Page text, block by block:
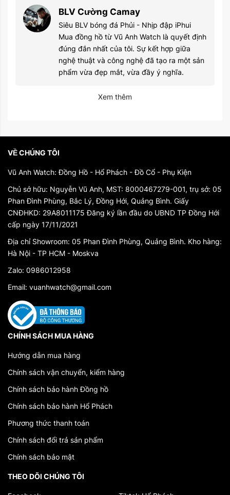
BLV Cường Camay
Siêu BLV bóng đá Phủi - Nhịp đập iPhui
Mua đồng hồ từ Vũ Anh Watch là quyết định
đúng đắn nhất của tôi. Sự kết hợp giữa
nghệ thuật và công nghệ đã tạo ra một sản
phẩm vừa đẹp mắt, vừa đầy ý nghĩa.
Xem thêm
VỀ CHÚNG TÔI
Vũ Anh Watch: Đồng Hồ - Hổ Phách - Đồ Cổ - Phụ Kiện
Chủ sở hữu: Nguyễn Vũ Anh, MST: 8000467279-001, trụ sở: 05
Phan Đình Phùng, Bắc Lý, Đồng Hới, Quảng Bình. Giấy
CNĐHKD: 29A8011175 Đăng ký lần đầu do UBND TP Đồng Hới
cấp ngày 17/11/2021
Địa chỉ Showroom: 05 Phan Đình Phùng, Quảng Bình. Kho hàng:
Hà Nội - TP HCM - Moskva
Zalo: 0986012958
Email: vuanhwatch@gmail.com
CHÍNH SÁCH MUA HÀNG
Hướng dẫn mua hàng
Chính sách vận chuyển, kiểm hàng
Chính sách bảo hành Đồng hồ
Chính sách bảo hành Hổ Phách
Phương thức thanh toán
Chính sách đổi trả sản phẩm
Chính sách bảo mật
THEO DÕI CHÚNG TÔI